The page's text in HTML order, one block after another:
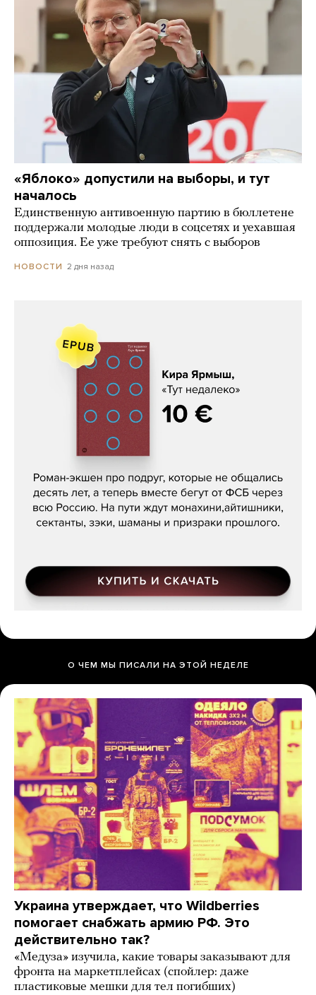
«Яблоко» допустили на выборы, и тут
началось
Единственную антивоенную партию в бюллетене
поддержали молодые люди в соцсетях и уехавшая
оппозиция. Ее уже требуют снять с выборов
НОВОСТИ 2 дня назад
Кира Ярмыш, «Тут недалеко»
О ЧЕМ МЫ ПИСАЛИ НА ЭТОЙ НЕДЕЛЕ
Украина утверждает, что Wildberries
помогает снабжать армию РФ. Это
действительно так?
«Медуза» изучила, какие товары заказывают для
фронта на маркетплейсах (спойлер: даже
пластиковые мешки для тел погибших)